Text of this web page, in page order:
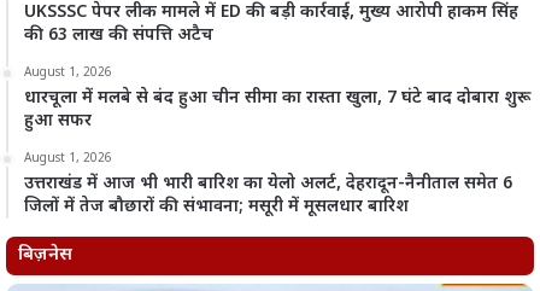
UKSSSC पेपर लीक मामले में ED की बड़ी कार्रवाई, मुख्य आरोपी हाकम सिंह
की 63 लाख की संपत्ति अटैच
August 1, 2026
धारचूला में मलबे से बंद हुआ चीन सीमा का रास्ता खुला, 7 घंटे बाद दोबारा शुरू
हुआ सफर
August 1, 2026
उत्तराखंड में आज भी भारी बारिश का येलो अलर्ट, देहरादून-नैनीताल समेत 6
जिलों में तेज बौछारों की संभावना; मसूरी में मूसलधार बारिश
बिज़नेस